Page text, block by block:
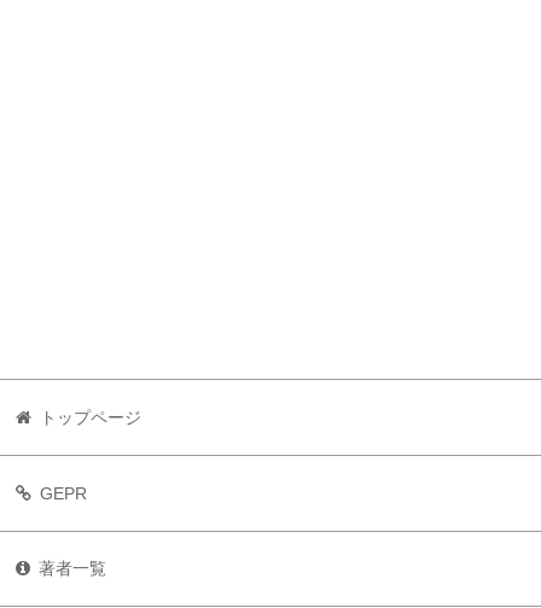
トップページ
GEPR
著者一覧